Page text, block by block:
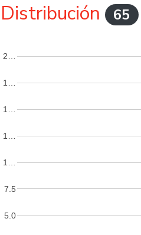
Distribución 65
5.0
7.5
1…
1…
1…
1…
2…